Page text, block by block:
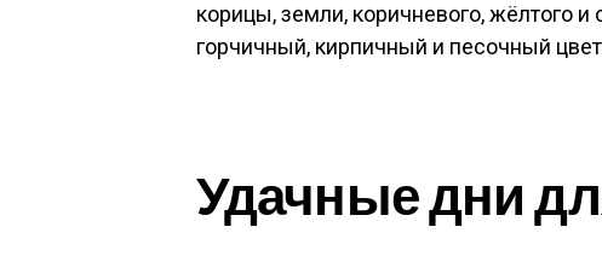
корицы, земли, коричневого, жёлтого
горчичный, кирпичный и песочный
Удачные дни